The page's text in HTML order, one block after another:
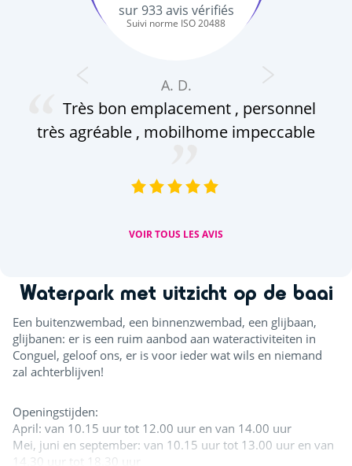
sur 933avis vérifiés
Suivi norme ISO 20488
A. D.
Très bon emplacement , personnel
très agréable , mobilhome impeccable
VOIR TOUS LES AVIS
Waterpark met uitzicht op de baai
Een buitenzwembad, een binnenzwembad, een glijbaan,
glijbanen: er is een ruim aanbod aan wateractiviteiten in
Conguel, geloof ons, er is voor ieder wat wils en niemand
zal achterblijven!
Openingstijden:
April: van 10.15 uur tot 12.00 uur en van 14.00 uur
Mei, juni en september: van 10.15 uur tot 13.00 uur en van
14.30 uur tot 18.30 uur